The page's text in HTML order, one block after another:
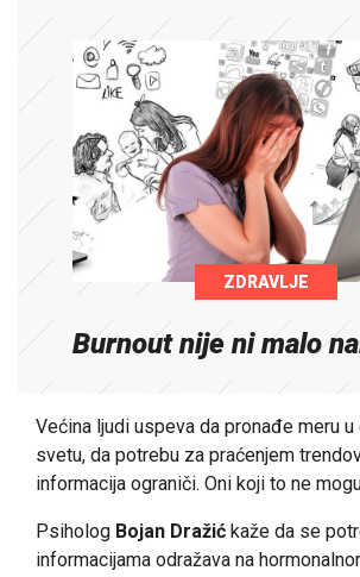
ZDRAVLJE
Burnout nije ni malo
Većina ljudi uspeva da pronađe meru
svetu, da potrebu za praćenjem
informacija ograniči. Oni koji to ne
Psiholog Bojan Dražić kaže da se
informacijama odražava na